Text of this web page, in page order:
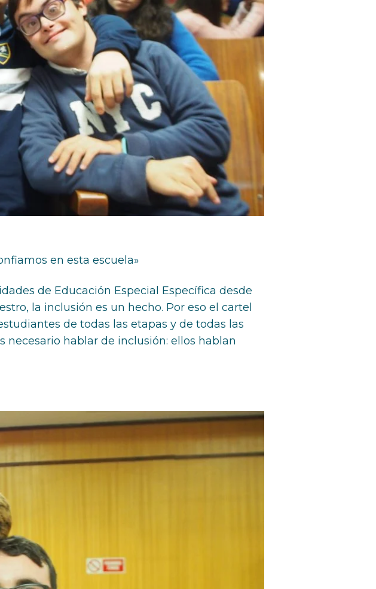
en esta escuela»
de Educación Especial Específica desde
la inclusión es un hecho. Por eso el cartel
de todas las etapas y de todas las
necesario hablar de inclusión: ellos hablan